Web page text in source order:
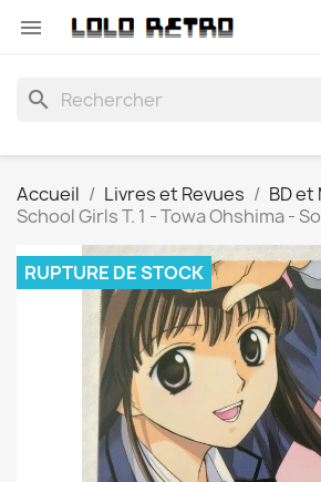

search
Accueil Livres et Revues BD et
School Girls T. 1 - Towa Ohshima -
RUPTURE DE STOCK